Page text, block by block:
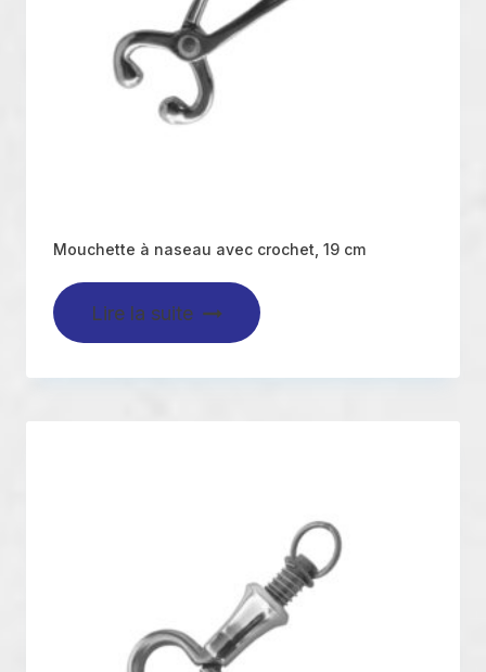
Mouchette à naseau avec crochet, 19 cm
Lire la suite